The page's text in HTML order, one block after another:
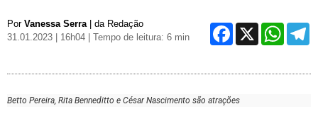
Por Vanessa Serra | da Redação
31.01.2023 | 16h04
| Tempo de leitura: 6 min X
Betto Pereira, Rita Benneditto e César Nascimento são atrações